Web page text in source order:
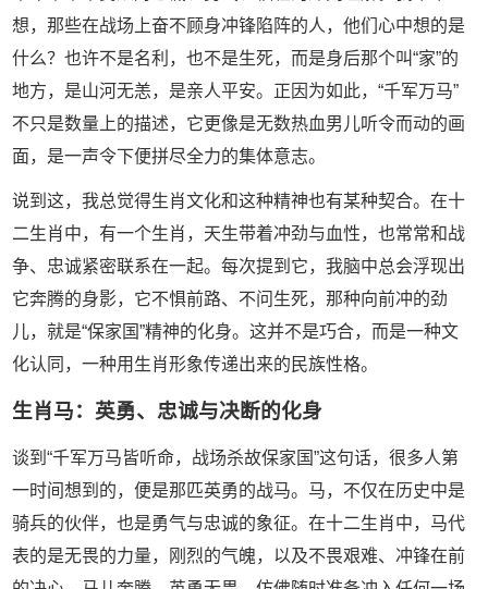
想，那些在战场上奋不顾身冲锋陷阵的人，他们心中想的是
什么？也许不是名利，也不是生死，而是身后那个叫“家”的
地方，是山河无恙，是亲人平安。正因为如此，“千军万马”
不只是数量上的描述，它更像是无数热血男儿听令而动的画
面，是一声令下便拼尽全力的集体意志。
说到这，我总觉得生肖文化和这种精神也有某种契合。在十
二生肖中，有一个生肖，天生带着冲劲与血性，也常常和战
争、忠诚紧密联系在一起。每次提到它，我脑中总会浮现出
它奔腾的身影，它不惧前路、不问生死，那种向前冲的劲
儿，就是“保家国”精神的化身。这并不是巧合，而是一种文
化认同，一种用生肖形象传递出来的民族性格。
生肖马：英勇、忠诚与决断的化身
谈到“千军万马皆听命，战场杀故保家国”这句话，很多人第
一时间想到的，便是那匹英勇的战马。马，不仅在历史中是
骑兵的伙伴，也是勇气与忠诚的象征。在十二生肖中，马代
表的是无畏的力量，刚烈的气魄，以及不畏艰难、冲锋在前